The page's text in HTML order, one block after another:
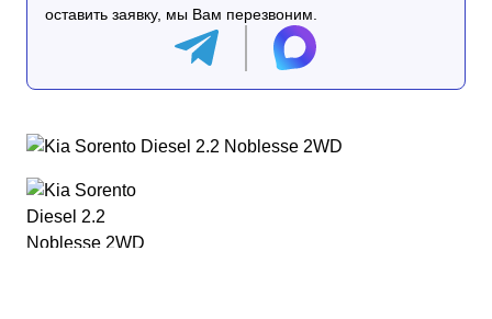
оставить заявку, мы Вам перезвоним.